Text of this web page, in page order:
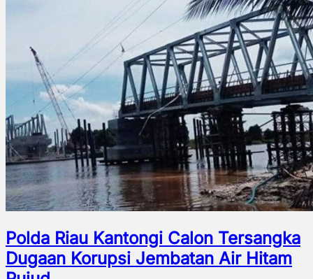
Polda Riau Kantongi Calon Tersangka
Dugaan Korupsi Jembatan Air Hitam